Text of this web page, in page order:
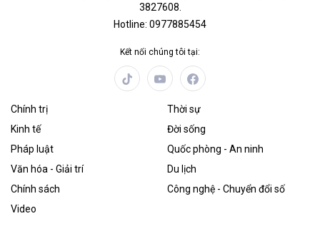
3827608.
Hotline: 0977885454
Kết nối chúng tôi tại:
Chính trị
Thời sự
Kinh tế
Đời sống
Pháp luật
Quốc phòng - An ninh
Văn hóa - Giải trí
Du lịch
Chính sách
Công nghệ - Chuyển đổi số
Video